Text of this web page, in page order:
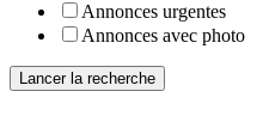
Annonces urgentes
Annonces avec photo